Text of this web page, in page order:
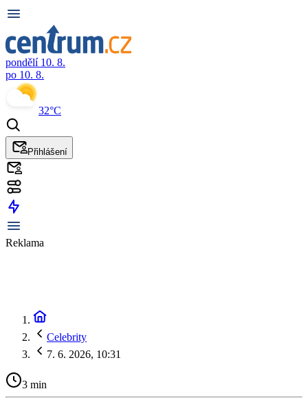
pondělí 10. 8.
po 10. 8.
32°C
Přihlášení
Reklama
Celebrity
7. 6. 2026, 10:31
3 min